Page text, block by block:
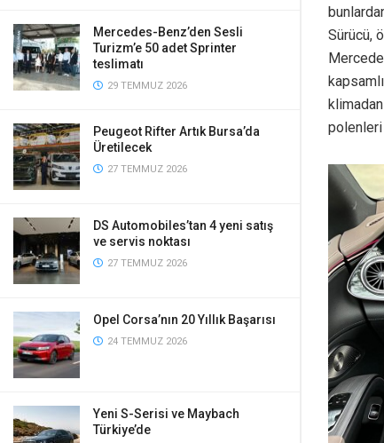
Mercedes-Benz’den Sesli
Turizm’e 50 adet Sprinter
teslimatı
29 TEMMUZ 2026
Peugeot Rifter Artık Bursa’da
Üretilecek
27 TEMMUZ 2026
DS Automobiles’tan 4 yeni satış
ve servis noktası
27 TEMMUZ 2026
Opel Corsa’nın 20 Yıllık Başarısı
24 TEMMUZ 2026
Yeni S-Serisi ve Maybach
Türkiye’de
Sürücü,